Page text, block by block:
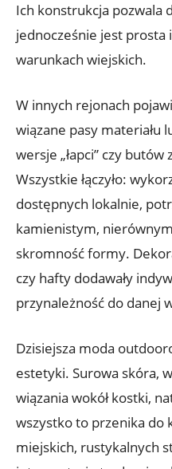
Ich konstrukcja pozwala
jednocześnie jest prosta
warunkach wiejskich.
W innych rejonach
wiązane pasy materiału
wersje „łapci” czy butów
Wszystkie łączyło:
dostępnych lokalnie,
kamienistym,
skromność formy.
czy hafty dodawały
przynależność do danej
Dzisiejsza moda
estetyki. Surowa skóra,
wiązania wokół kostki,
wszystko to przenika do
miejskich, rustykalnych